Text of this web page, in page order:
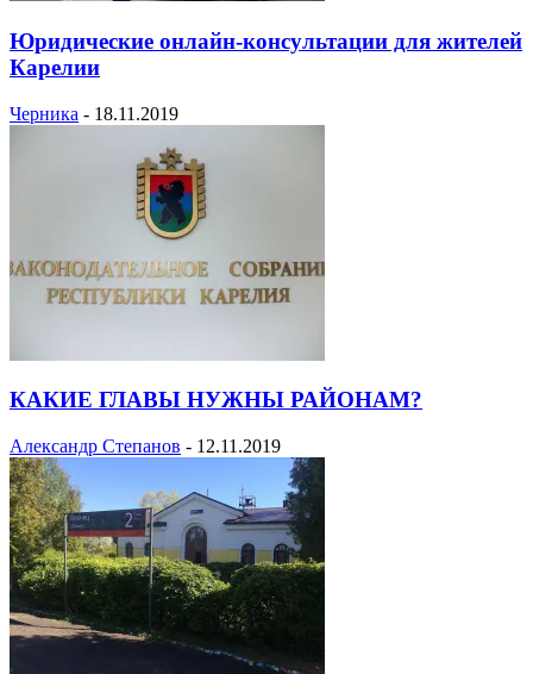
Юридические онлайн-консультации для жителей
Карелии
Черника - 18.11.2019
КАКИЕ ГЛАВЫ НУЖНЫ РАЙОНАМ?
Александр Степанов - 12.11.2019